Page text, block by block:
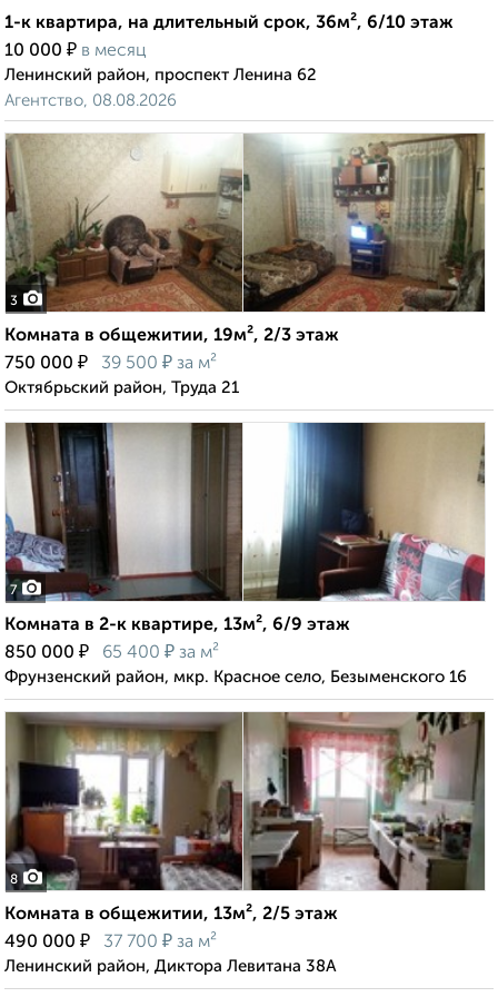
1-к квартира, на длительный срок, 36м², 6/10 этаж
10 000 ₽ в месяц
Ленинский район, проспект Ленина 62
Агентство, 08.08.2026
3
Комната в общежитии, 19м², 2/3 этаж
750 000 ₽ 39 500 ₽ за м²
Октябрьский район, Труда 21
7
Комната в 2-к квартире, 13м², 6/9 этаж
850 000 ₽ 65 400 ₽ за м²
Фрунзенский район, мкр. Красное село, Безыменского 16
8
Комната в общежитии, 13м², 2/5 этаж
490 000 ₽ 37 700 ₽ за м²
Ленинский район, Диктора Левитана 38А